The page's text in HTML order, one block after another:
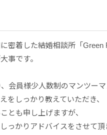
密着した結婚相談所「Green
事です。
会員様少人数制のマンツーマ
をしっかり教えていただき、
とも申し上げますが、
っかりアドバイスをさせて頂